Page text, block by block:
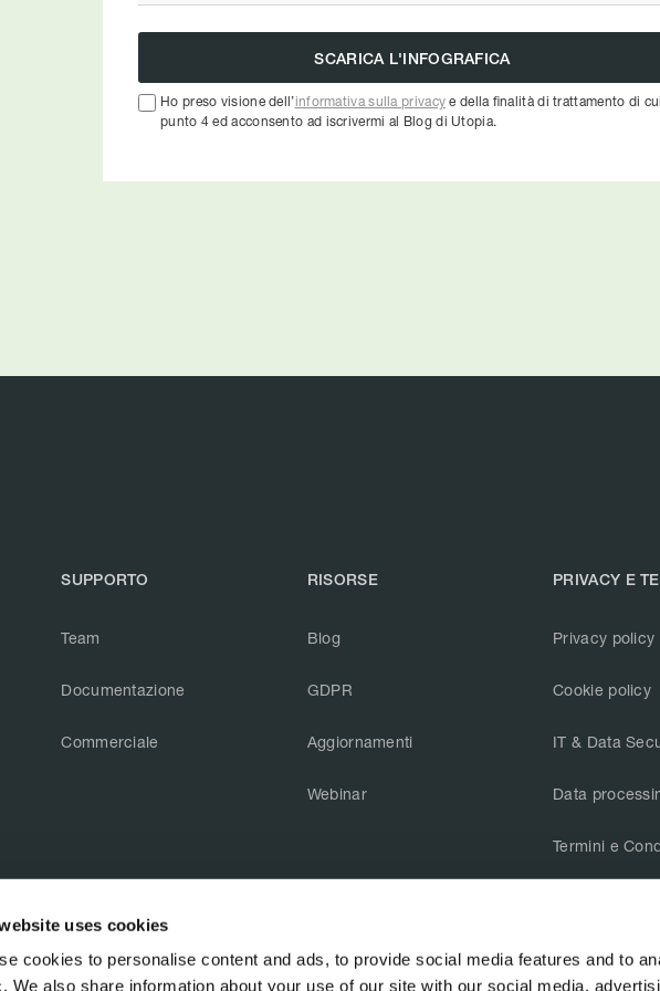
uses cookies
cookies to personalise content and ads, to provide social media features and to
We also share information about your use of our site with our social media,
Ho preso visione dell’informativa sulla privacy e della finalità di trattamento di
punto 4 ed acconsento ad iscrivermi al Blog di Utopia.
SUPPORTO
Team
Documentazione
Commerciale
RISORSE
Blog
GDPR
Aggiornamenti
Webinar
PRIVACY E
Privacy policy
Cookie policy
IT & Data
Data
Termini e